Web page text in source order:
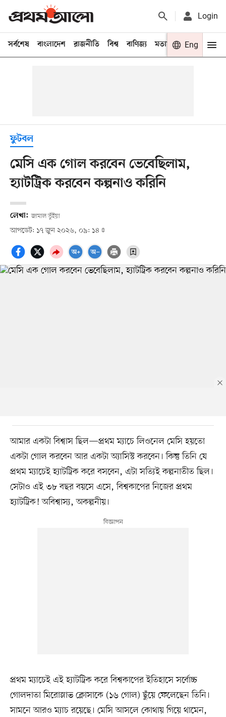
Login
সর্বশেষ বাংলাদেশ রাজনীতি বিশ্ব বাণিজ্য মতামত খেলা
Eng
ফুটবল
মেসি এক গোল করবেন ভেবেছিলাম,
হ্যাটট্রিক করবেন কল্পনাও করিনি
লেখা: জামাল ভুঁইয়া
আপডেট: ১৭ জুন ২০২৬, ০৯: ১৪
আমার একটা বিশ্বাস ছিল—প্রথম ম্যাচে লিওনেল মেসি হয়তো
একটা গোল করবেন আর একটা অ্যাসিস্ট করবেন। কিন্তু তিনি যে
প্রথম ম্যাচেই হ্যাটট্রিক করে বসবেন, এটা সত্যিই কল্পনাতীত ছিল।
সেটাও এই ৩৮ বছর বয়সে এসে, বিশ্বকাপের নিজের প্রথম
হ্যাটট্রিক! অবিশ্বাস্য, অকল্পনীয়।
প্রথম ম্যাচেই এই হ্যাটট্রিক করে বিশ্বকাপের ইতিহাসে সর্বোচ্চ
গোলদাতা মিরোস্লাভ ক্লোসাকে (১৬ গোল) ছুঁয়ে ফেলেছেন তিনি।
সামনে আরও ম্যাচ রয়েছে। মেসি আসলে কোথায় গিয়ে থামেন,